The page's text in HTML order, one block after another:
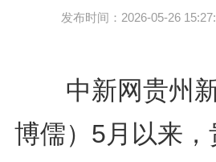
发布时间：2026-05-26
中新网贵州新
博儒）5月以来